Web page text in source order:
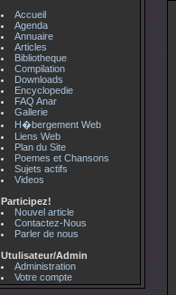
Accueil
Agenda
Annuaire
Articles
Bibliotheque
Compilation
Downloads
Encyclopedie
FAQ Anar
Gallerie
H�bergement Web
Liens Web
Plan du Site
Poemes et Chansons
Sujets actifs
Videos
Participez!
Nouvel article
Contactez-Nous
Parler de nous
Utulisateur/Admin
Administration
Votre compte